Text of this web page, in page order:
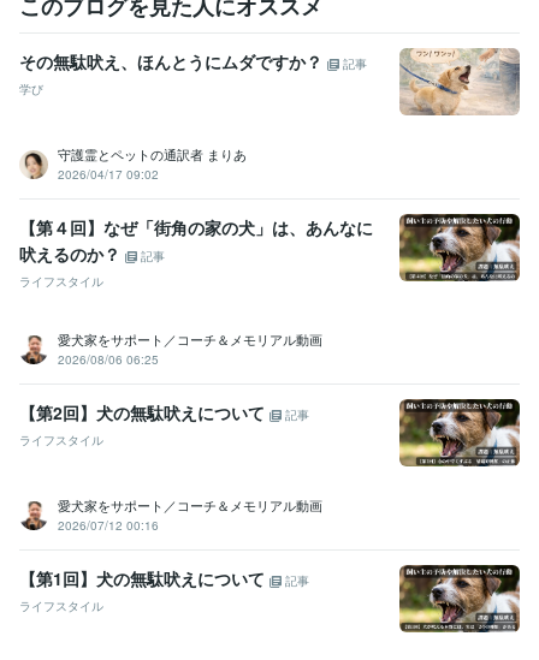
英語 ビジネスレベル
その無駄吠え、ほんとうにムダですか？
記事
学び
守護霊とペットの通訳者 まりあ
2026/04/17 09:02
【第４回】なぜ「街角の家の犬」は、あんなに
吠えるのか？
記事
ライフスタイル
愛犬家をサポート／コーチ＆メモリアル動画
2026/08/06 06:25
【第2回】犬の無駄吠えについて
記事
ライフスタイル
愛犬家をサポート／コーチ＆メモリアル動画
2026/07/12 00:16
【第1回】犬の無駄吠えについて
記事
ライフスタイル